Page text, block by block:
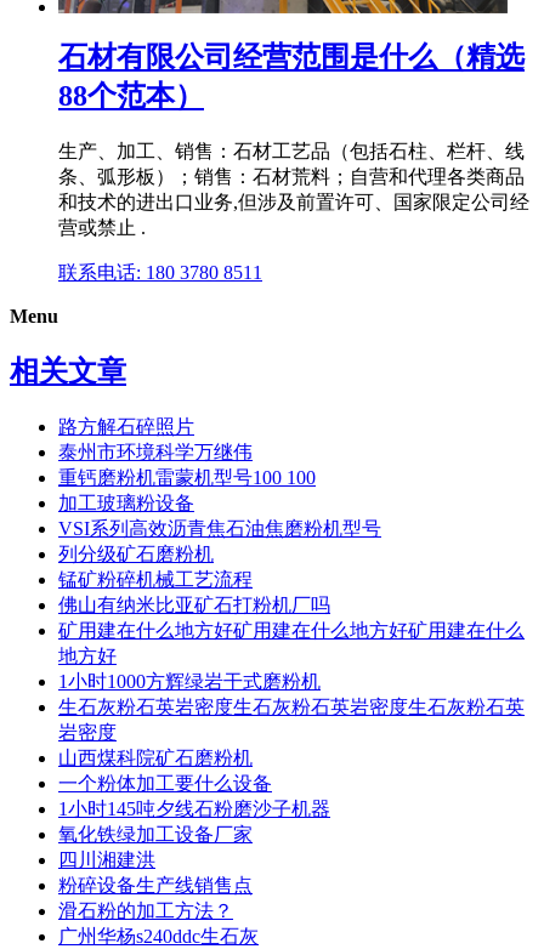
石材有限公司经营范围是什么（精选
88个范本）
生产、加工、销售：石材工艺品（包括石柱、栏杆、线
条、弧形板）；销售：石材荒料；自营和代理各类商品
和技术的进出口业务,但涉及前置许可、国家限定公司经
营或禁止 .
联系电话: 180 3780 8511
Menu
相关文章
路方解石碎照片
泰州市环境科学万继伟
重钙磨粉机雷蒙机型号100 100
加工玻璃粉设备
VSI系列高效沥青焦石油焦磨粉机型号
列分级矿石磨粉机
锰矿粉碎机械工艺流程
佛山有纳米比亚矿石打粉机厂吗
矿用建在什么地方好矿用建在什么地方好矿用建在什么
地方好
1小时1000方辉绿岩干式磨粉机
生石灰粉石英岩密度生石灰粉石英岩密度生石灰粉石英
岩密度
山西煤科院矿石磨粉机
一个粉体加工要什么设备
1小时145吨夕线石粉磨沙子机器
氧化铁绿加工设备厂家
四川湘建洪
粉碎设备生产线销售点
滑石粉的加工方法？
广州华杨s240ddc生石灰